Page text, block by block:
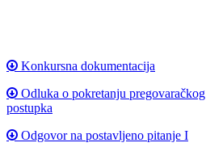
Konkursna dokumentacija
Odluka o pokretanju pregovaračkog
postupka
Odgovor na postavljeno pitanje I